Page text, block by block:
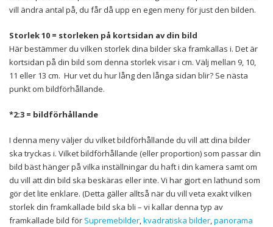
vill ändra antal på, du får då upp en egen meny för just den bilden.
Storlek 10 = storleken på kortsidan av din bild
Här bestämmer du vilken storlek dina bilder ska framkallas i. Det är
kortsidan på din bild som denna storlek visar i cm. Välj mellan 9, 10,
11 eller 13 cm. Hur vet du hur lång den långa sidan blir? Se nästa
punkt om bildförhållande.
*2:3 = bildförhållande
I denna meny väljer du vilket bildförhållande du vill att dina bilder
ska tryckas i. Vilket bildförhållande (eller proportion) som passar din
bild bäst hänger på vilka inställningar du haft i din kamera samt om
du vill att din bild ska beskäras eller inte. Vi har gjort en lathund som
gör det lite enklare. (Detta gäller alltså när du vill veta exakt vilken
storlek din framkallade bild ska bli – vi kallar denna typ av
framkallade bild för Supremebilder,kvadratiska bilder,panorama